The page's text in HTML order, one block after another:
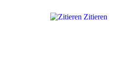
Zitieren